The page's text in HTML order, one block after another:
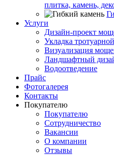
плитка, камень,
Услуги
Дизайн-проект
Укладка
Визуализация
Ландшафтный
Водоотведение
Прайс
Фотогалерея
Контакты
Покупателю
Покупателю
Сотрудничество
Вакансии
О компании
Отзывы